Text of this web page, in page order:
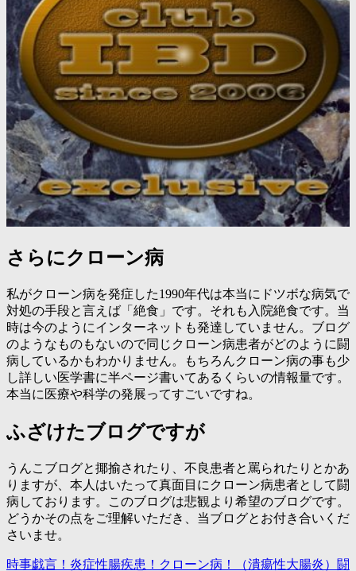
さらにクローン病
私がクローン病を発症した1990年代は本当にドツボな病気で
対処の手段と言えば「絶食」です。それも入院絶食です。当
時は今のようにインターネットも発達していません。ブログ
のようなものもないので同じクローン病患者がどのように闘
病しているかもわかりません。もちろんクローン病の事も少
し詳しい医学書に半ページ書いてあるくらいの情報量です。
本当に医療や科学の発展ってすごいですね。
ふざけたブログですが
うんこブログと揶揄されたり、不良患者と罵られたりとかあ
りますが、本人はいたって真面目にクローン病患者として闘
病しております。このブログは悲観より希望のブログです。
どうかその点をご理解いただき、当ブログとお付き合いくだ
さいませ。
時事戯言！炎症性腸疾患！クローン病！（潰瘍性大腸炎）闘